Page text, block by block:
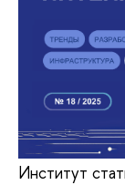
Институт